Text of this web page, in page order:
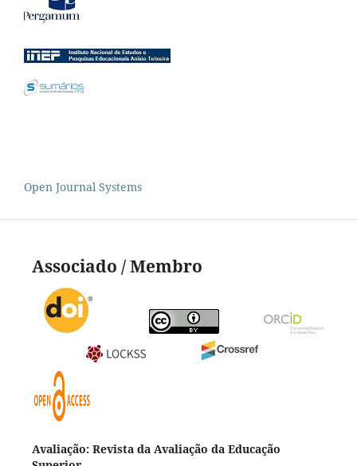
Open Journal Systems
Associado / Membro
Avaliação: Revista da Avaliação da Educação